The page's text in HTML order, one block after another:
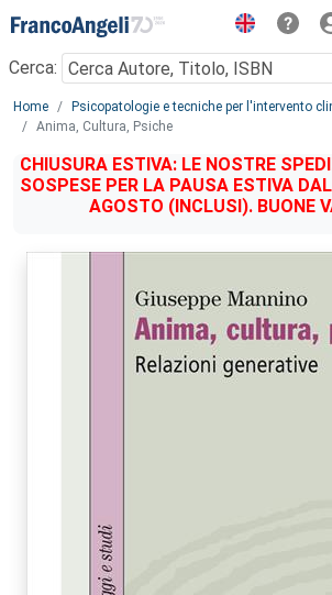
Menu
Cerca:
Main content
Home
Psicopatologie e tecniche per l'intervento
Anima, Cultura, Psiche
CHIUSURA ESTIVA: LE NOSTRE
SOSPESE PER LA PAUSA ESTIVA
AGOSTO (INCLUSI). BUONE